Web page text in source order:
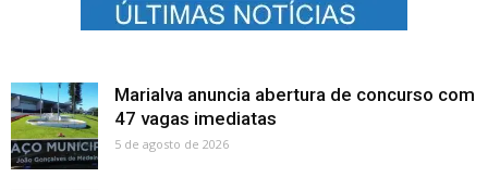
Marialva anuncia abertura de concurso com
47 vagas imediatas
5 de agosto de 2026